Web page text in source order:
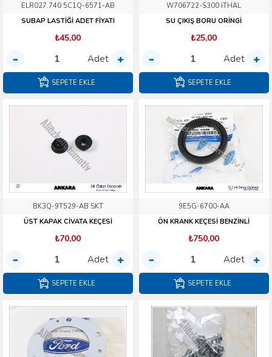
ELR027.740 5C1Q-6571-AB
SUBAP LASTİĞİ ADET FİYATI
₺45,00
Adet
SEPETE EKLE
W706722-S300 İTHAL
SU ÇIKIŞ BORU ORİNGİ
₺25,00
Adet
SEPETE EKLE
BK3Q-9T529-AB SKT
ÜST KAPAK CİVATA KEÇESİ
₺70,00
Adet
SEPETE EKLE
9E5G-6700-AA
ÖN KRANK KEÇESİ BENZİNLİ
₺750,00
Adet
SEPETE EKLE